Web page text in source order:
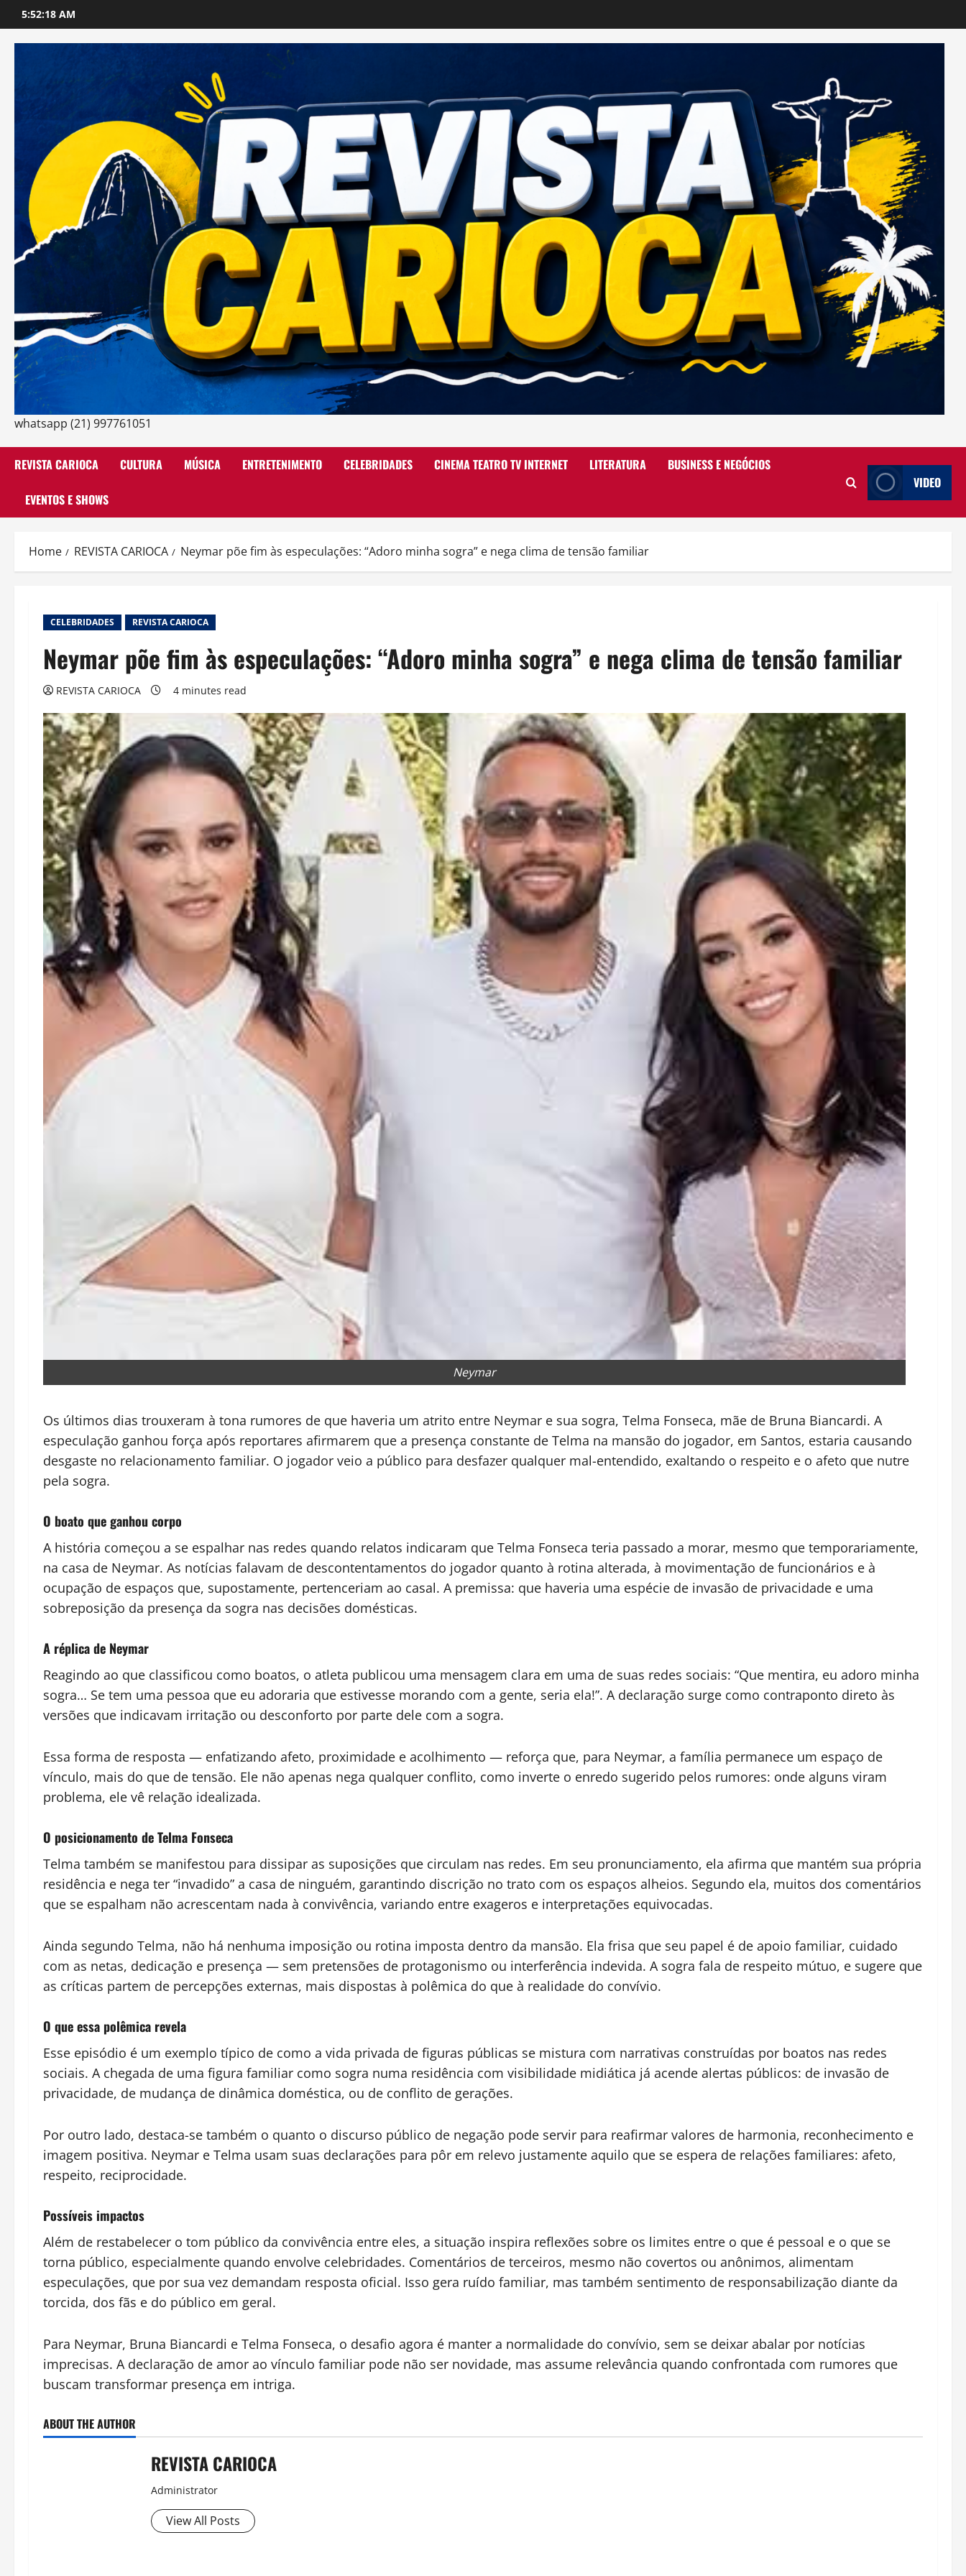
to
content
5:52:20 AM
whatsapp (21) 997761051
REVISTA CARIOCA CULTURA MÚSICA ENTRETENIMENTO CELEBRIDADES CINEMA TEATRO TV INTERNET LITERATURA BUSINESS E NEGÓCIOS
EVENTOS E SHOWS
VIDEO
Home REVISTA CARIOCA Neymar põe fim às especulações: “Adoro minha sogra” e nega clima de tensão familiar
CELEBRIDADES REVISTA CARIOCA
Neymar põe fim às especulações: “Adoro minha sogra” e nega clima de tensão familiar
REVISTA CARIOCA 4 minutes read
Neymar
Os últimos dias trouxeram à tona rumores de que haveria um atrito entre Neymar e sua sogra, Telma Fonseca, mãe de Bruna Biancardi. A
especulação ganhou força após reportares afirmarem que a presença constante de Telma na mansão do jogador, em Santos, estaria causando
desgaste no relacionamento familiar. O jogador veio a público para desfazer qualquer mal-entendido, exaltando o respeito e o afeto que nutre
pela sogra.
O boato que ganhou corpo
A história começou a se espalhar nas redes quando relatos indicaram que Telma Fonseca teria passado a morar, mesmo que temporariamente,
na casa de Neymar. As notícias falavam de descontentamentos do jogador quanto à rotina alterada, à movimentação de funcionários e à
ocupação de espaços que, supostamente, pertenceriam ao casal. A premissa: que haveria uma espécie de invasão de privacidade e uma
sobreposição da presença da sogra nas decisões domésticas.
A réplica de Neymar
Reagindo ao que classificou como boatos, o atleta publicou uma mensagem clara em uma de suas redes sociais: “Que mentira, eu adoro minha
sogra… Se tem uma pessoa que eu adoraria que estivesse morando com a gente, seria ela!”. A declaração surge como contraponto direto às
versões que indicavam irritação ou desconforto por parte dele com a sogra.
Essa forma de resposta — enfatizando afeto, proximidade e acolhimento — reforça que, para Neymar, a família permanece um espaço de
vínculo, mais do que de tensão. Ele não apenas nega qualquer conflito, como inverte o enredo sugerido pelos rumores: onde alguns viram
problema, ele vê relação idealizada.
O posicionamento de Telma Fonseca
Telma também se manifestou para dissipar as suposições que circulam nas redes. Em seu pronunciamento, ela afirma que mantém sua própria
residência e nega ter “invadido” a casa de ninguém, garantindo discrição no trato com os espaços alheios. Segundo ela, muitos dos comentários
que se espalham não acrescentam nada à convivência, variando entre exageros e interpretações equivocadas.
Ainda segundo Telma, não há nenhuma imposição ou rotina imposta dentro da mansão. Ela frisa que seu papel é de apoio familiar, cuidado
com as netas, dedicação e presença — sem pretensões de protagonismo ou interferência indevida. A sogra fala de respeito mútuo, e sugere que
as críticas partem de percepções externas, mais dispostas à polêmica do que à realidade do convívio.
O que essa polêmica revela
Esse episódio é um exemplo típico de como a vida privada de figuras públicas se mistura com narrativas construídas por boatos nas redes
sociais. A chegada de uma figura familiar como sogra numa residência com visibilidade midiática já acende alertas públicos: de invasão de
privacidade, de mudança de dinâmica doméstica, ou de conflito de gerações.
Por outro lado, destaca-se também o quanto o discurso público de negação pode servir para reafirmar valores de harmonia, reconhecimento e
imagem positiva. Neymar e Telma usam suas declarações para pôr em relevo justamente aquilo que se espera de relações familiares: afeto,
respeito, reciprocidade.
Possíveis impactos
Além de restabelecer o tom público da convivência entre eles, a situação inspira reflexões sobre os limites entre o que é pessoal e o que se
torna público, especialmente quando envolve celebridades. Comentários de terceiros, mesmo não covertos ou anônimos, alimentam
especulações, que por sua vez demandam resposta oficial. Isso gera ruído familiar, mas também sentimento de responsabilização diante da
torcida, dos fãs e do público em geral.
Para Neymar, Bruna Biancardi e Telma Fonseca, o desafio agora é manter a normalidade do convívio, sem se deixar abalar por notícias
imprecisas. A declaração de amor ao vínculo familiar pode não ser novidade, mas assume relevância quando confrontada com rumores que
buscam transformar presença em intriga.
ABOUT THE AUTHOR
REVISTA CARIOCA
Administrator
View All Posts